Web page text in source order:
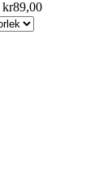
kr89,00